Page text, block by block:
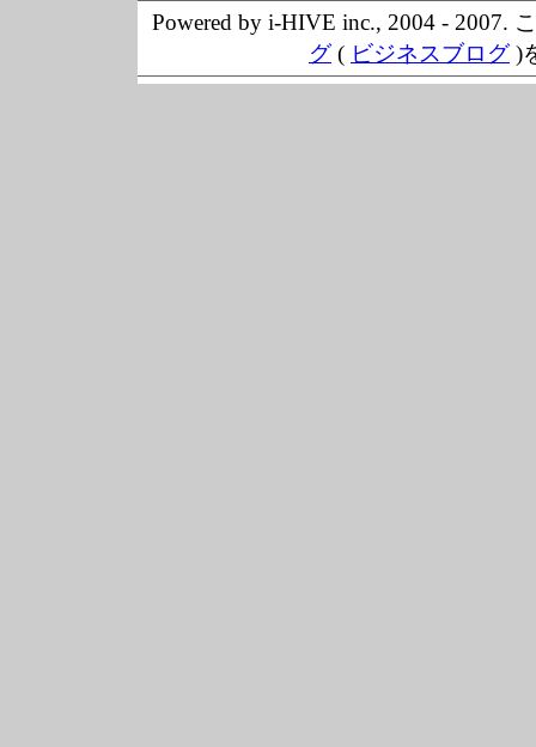
Powered by i-HIVE inc., 2004 - 2007.
グ( ビジネスブログ)